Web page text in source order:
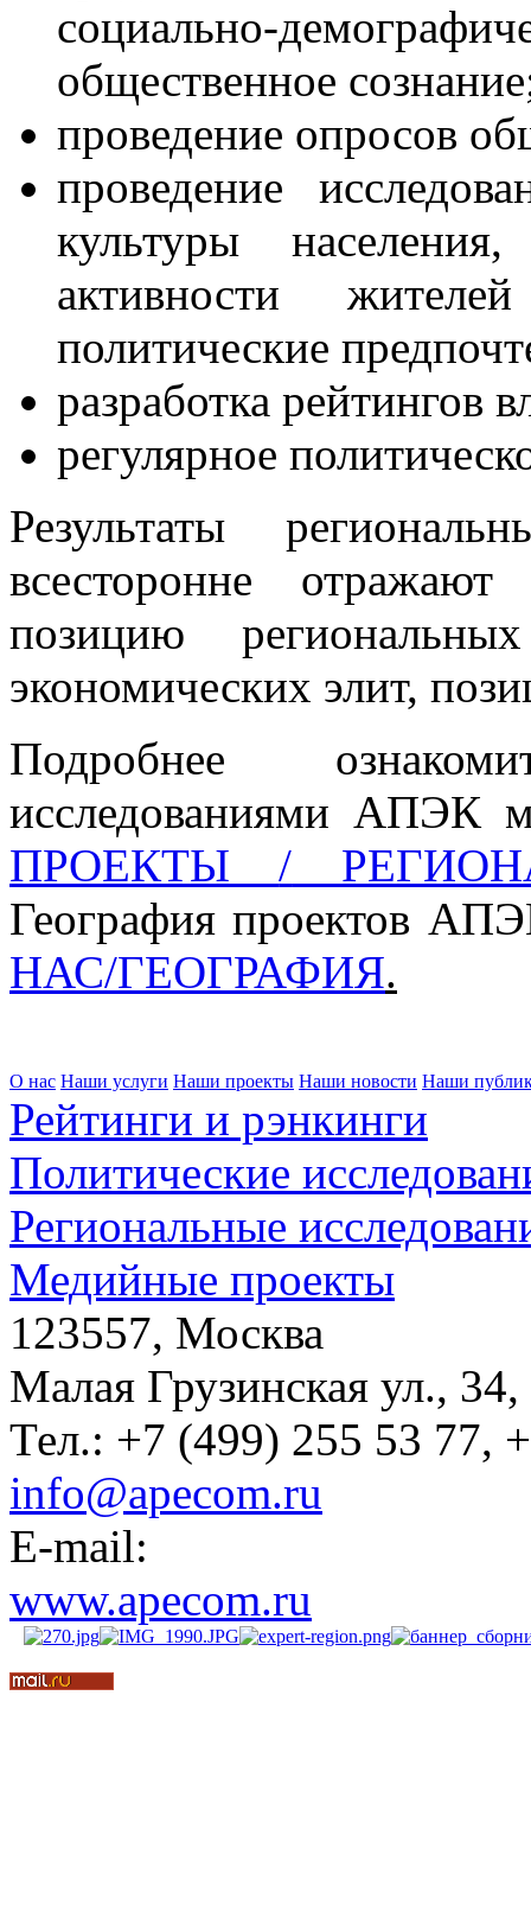
социально-
общественное
проведение опросов
проведение
культуры
активности
политические
разработка рейтингов
регулярное
Результаты
всесторонне
позицию
экономических элит,
Подробнее
исследованиями АПЭК
ПРОЕКТЫ/
География проектов
НАС/ГЕОГРАФИЯ.
О нас Наши услуги Наши проекты Наши новости Наши
Рейтинги и рэнкинги
Политические
Региональные
Медийные проекты
123557, Москва
Малая Грузинская ул.,
Тел.: +7 (499) 255 53 77,
info@apecom.ru
E-mail:
www.apecom.ru